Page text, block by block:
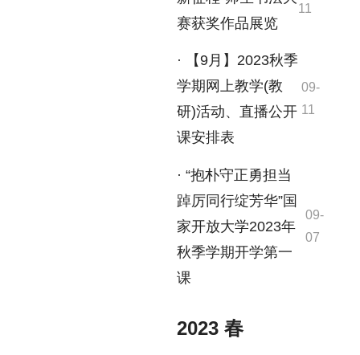
赛获奖作品展览
11
· 【9月】2023秋季
学期网上教学(教
研)活动、直播公开
课安排表
09-
11
· “抱朴守正勇担当
踔厉同行绽芳华”国
家开放大学2023年
秋季学期开学第一
课
09-
07
2023 春